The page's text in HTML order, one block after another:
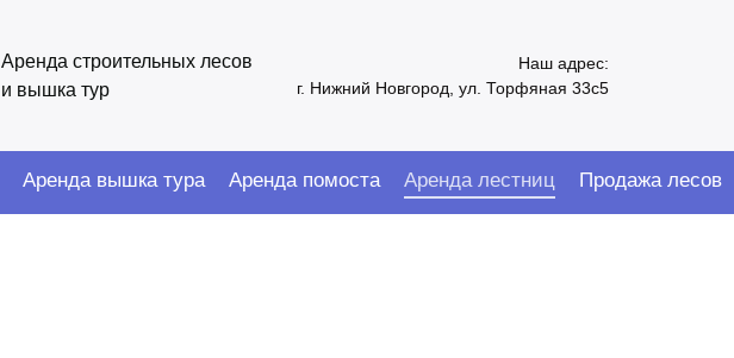
Аренда строительных лесов
и вышка тур
Наш адрес:
г. Нижний Новгород, ул. Торфяная 33с5
Аренда вышка тура Аренда помоста Аренда лестниц Продажа лесов